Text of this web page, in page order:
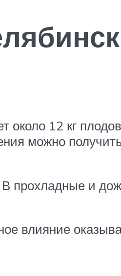
около 12 кг
можно
В прохладные и
влияние